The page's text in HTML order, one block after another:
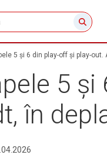
5 și 6 din play-off și play-
5
în